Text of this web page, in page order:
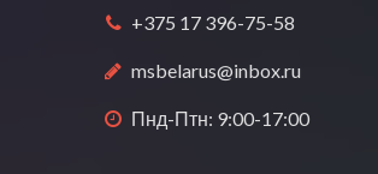
+375 17 396-75-58
msbelarus@inbox.ru
Пнд-Птн: 9:00-17:00